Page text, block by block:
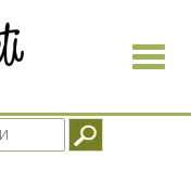
Toggle